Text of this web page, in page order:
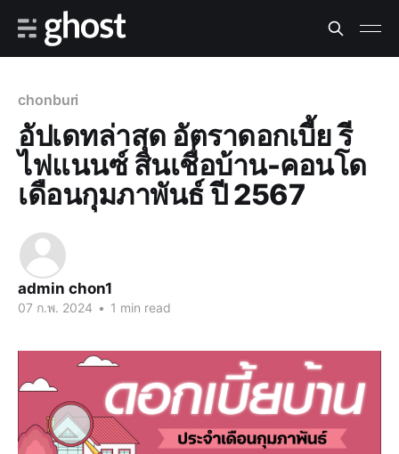
chonburi
อัปเดทล่าสุด อัตราดอกเบี้ย รี
ไฟแนนซ์ สินเชื่อบ้าน-คอนโด
เดือนกุมภาพันธ์ ปี 2567
admin chon1
07 ก.พ. 2024 • 1 min read